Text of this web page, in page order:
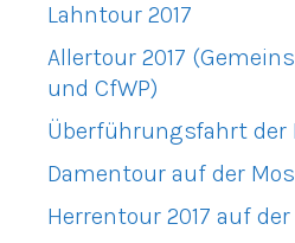
Lahntour 2017
Allertour 2017
und CfWP)
Überführungsfahrt der
Damentour auf der
Herrentour 2017 auf